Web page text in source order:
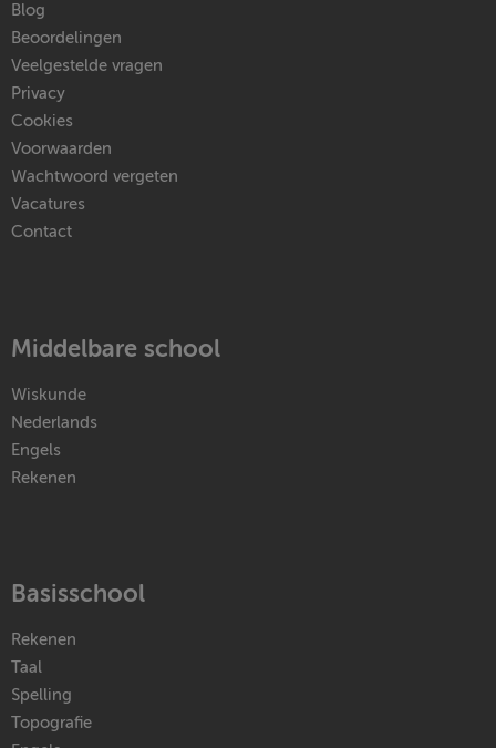
Blog
Beoordelingen
Veelgestelde vragen
Privacy
Cookies
Voorwaarden
Wachtwoord vergeten
Vacatures
Contact
Middelbare school
Wiskunde
Nederlands
Engels
Rekenen
Basisschool
Rekenen
Taal
Spelling
Topografie